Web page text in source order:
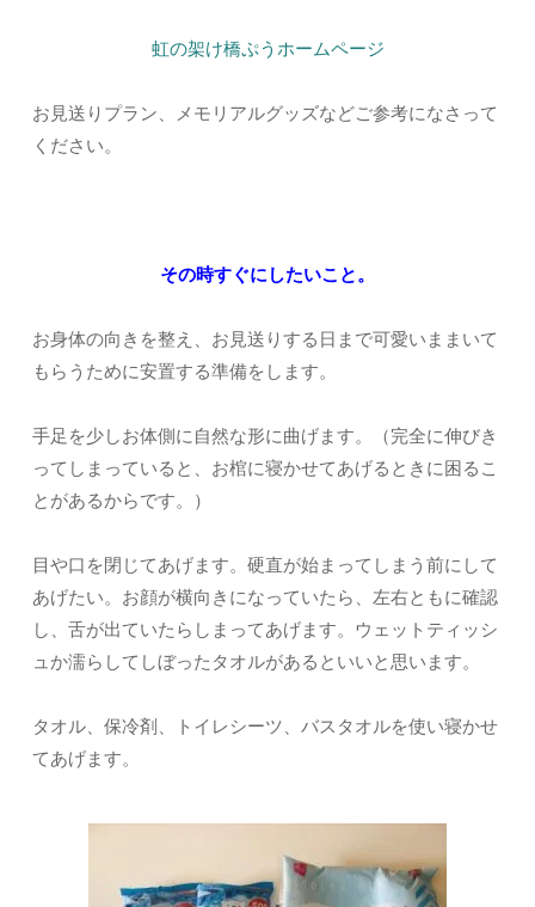
虹の架け橋ぷうホームページ
お見送りプラン、メモリアルグッズなどご参考になさって
ください。
その時すぐにしたいこと。
お身体の向きを整え、お見送りする日まで可愛いままいて
もらうために安置する準備をします。
手足を少しお体側に自然な形に曲げます。（完全に伸びき
ってしまっていると、お棺に寝かせてあげるときに困るこ
とがあるからです。）
目や口を閉じてあげます。硬直が始まってしまう前にして
あげたい。お顔が横向きになっていたら、左右ともに確認
し、舌が出ていたらしまってあげます。ウェットティッシ
ュか濡らしてしぼったタオルがあるといいと思います。
タオル、保冷剤、トイレシーツ、バスタオルを使い寝かせ
てあげます。